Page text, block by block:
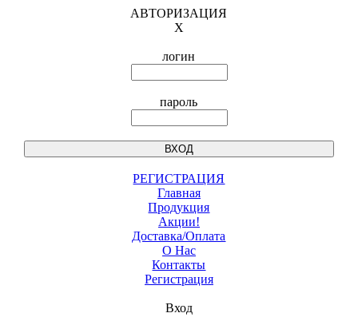
АВТОРИЗАЦИЯ
X
логин
пароль
РЕГИСТРАЦИЯ
Главная
Продукция
Акции!
Доставка/Оплата
О Нас
Контакты
Регистрация
Вход